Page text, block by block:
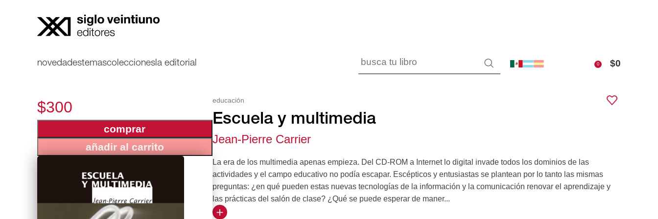
novedadestemascolecciones la editorial 0 $0
$300
añadir al carrito
comprar
educación
Escuela y multimedia
Jean-Pierre Carrier
La era de los multimedia apenas empieza. Del CD-ROM a Internet lo digital invade todos los dominios de las
actividades y el campo educativo no podía escapar. Escépticos y entusiastas se plantean por lo tanto las mismas
preguntas: ¿en qué pueden estas nuevas tecnologías de la información y la comunicación renovar el aprendizaje y
las prácticas del salón de clase? ¿Qué se puede esperar de maner...